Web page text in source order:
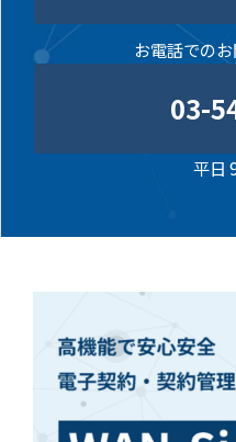
お電話での
03-
平日